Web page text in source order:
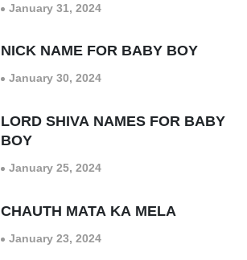
January 31, 2024
NICK NAME FOR BABY BOY
January 30, 2024
LORD SHIVA NAMES FOR BABY
BOY
January 25, 2024
CHAUTH MATA KA MELA
January 23, 2024